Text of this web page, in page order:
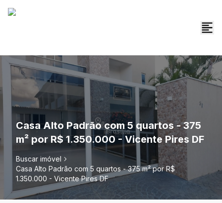
Casa Alto Padrão com 5 quartos - 375
m² por R$ 1.350.000 - Vicente Pires DF
Buscar imóvel
Casa Alto Padrão com 5 quartos - 375 m² por R$
1.350.000 - Vicente Pires DF